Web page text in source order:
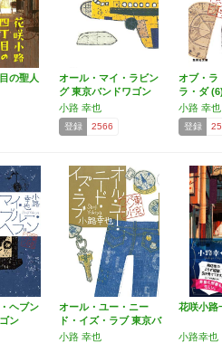
の聖人
オール・マイ・ラビン
グ 東京バンドワゴン
小路 幸也
登録 2566
オブ・ラ
ラ・ダ
小路 幸也
登録
ヘブン
ン
オール・ユー・ニー
ド・イズ・ラブ 東京バ
ンド…
小路 幸也
花咲小路
小路幸也